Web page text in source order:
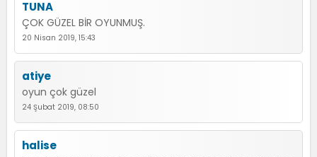
TUNA
ÇOK GÜZEL BİR OYUNMUŞ.
20 Nisan 2019, 15:43
atiye
oyun çok güzel
24 Şubat 2019, 08:50
halise